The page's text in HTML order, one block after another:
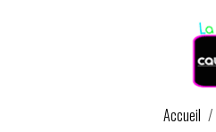
Accueil